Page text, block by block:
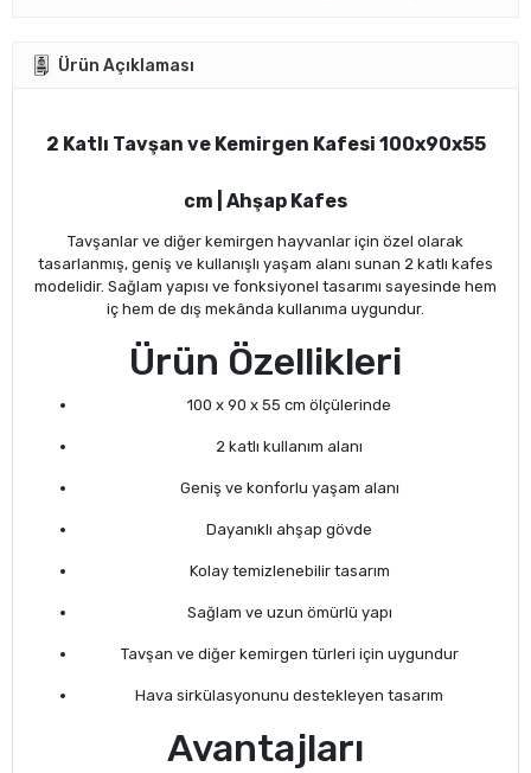
Ürün Açıklaması
2 Katlı Tavşan ve Kemirgen Kafesi 100x90x55
cm | Ahşap Kafes
Tavşanlar ve diğer kemirgen hayvanlar için özel olarak
tasarlanmış, geniş ve kullanışlı yaşam alanı sunan 2 katlı kafes
modelidir. Sağlam yapısı ve fonksiyonel tasarımı sayesinde hem
iç hem de dış mekânda kullanıma uygundur.
Ürün Özellikleri
100 x 90 x 55 cm ölçülerinde
2 katlı kullanım alanı
Geniş ve konforlu yaşam alanı
Dayanıklı ahşap gövde
Kolay temizlenebilir tasarım
Sağlam ve uzun ömürlü yapı
Tavşan ve diğer kemirgen türleri için uygundur
Hava sirkülasyonunu destekleyen tasarım
Avantajları